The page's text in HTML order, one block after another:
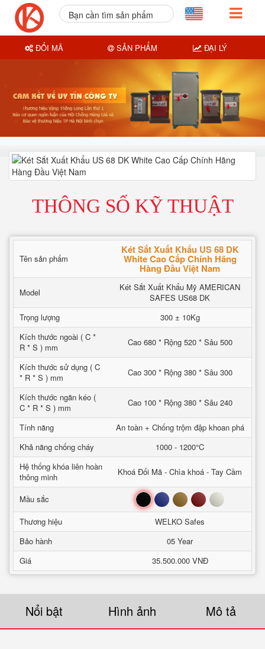
THÔNG SỐ KỸ THUẬT
Tên sản phẩm
Két Sắt Xuất Khẩu US 68 DK
White Cao Cấp Chính Hãng
Hàng Đầu Việt Nam
Model
Két Sắt Xuất Khẩu Mỹ AMERICAN
SAFES US68 DK
Trọng lượng
300 ± 10Kg
Kích thước ngoài ( C *
R * S ) mm
Cao 680 * Rộng 520 * Sâu 500
Kích thước sử dụng ( C
* R * S ) mm
Cao 300 * Rộng 380 * Sâu 300
Kích thước ngăn kéo (
C * R * S ) mm
Cao 100 * Rộng 380 * Sâu 240
Tính năng
An toàn + Chống trộm đập khoan phá
Khả năng chống cháy
1000 - 1200°C
Hệ thống khóa liên hoàn
thông minh
Khoá Đổi Mã - Chìa khoá - Tay Cầm
Mầu sắc Đen Xanh Nâu Đỏ Trắng
Thương hiệu
WELKO Safes
Bảo hành
05 Year
Giá
35.500.000 VNĐ
Nổi bật Hình ảnh Mô tả
Bạn cần tìm sản phẩm
ĐỔI MÃ SẢN PHẨM ĐẠI LÝ